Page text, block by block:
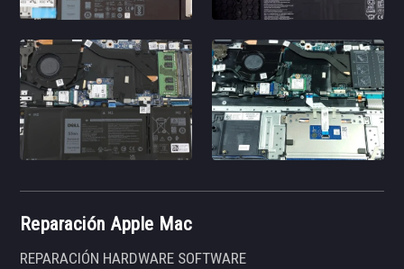
Reparación Apple Mac
REPARACIÓN HARDWARE SOFTWARE